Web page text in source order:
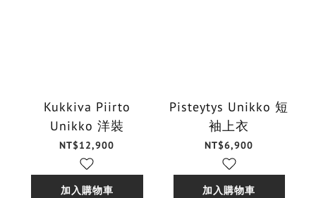
Kukkiva Piirto
Unikko 洋裝
NT$12,900
加入購物車
Pisteytys Unikko 短
袖上衣
NT$6,900
加入購物車